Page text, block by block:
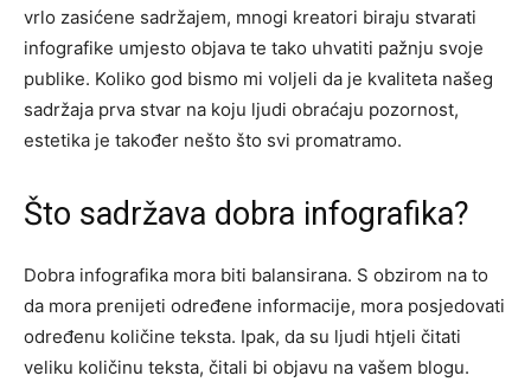
vrlo zasićene sadržajem, mnogi kreatori biraju stvarati
infografike umjesto objava te tako uhvatiti pažnju svoje
publike. Koliko god bismo mi voljeli da je kvaliteta našeg
sadržaja prva stvar na koju ljudi obraćaju pozornost,
estetika je također nešto što svi promatramo.
Što sadržava dobra infografika?
Dobra infografika mora biti balansirana. S obzirom na to
da mora prenijeti određene informacije, mora posjedovati
određenu količine teksta. Ipak, da su ljudi htjeli čitati
veliku količinu teksta, čitali bi objavu na vašem blogu.